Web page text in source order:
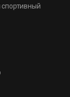
спортивный